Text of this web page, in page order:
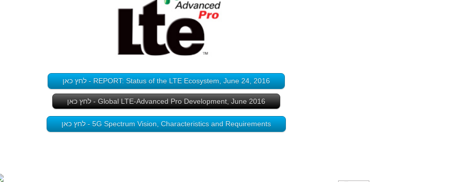
REPORT: Status of the LTE Ecosystem, June 24, 2016 - לחץ כאן
Global LTE-Advanced Pro Development, June 2016 - לחץ כאן
5G Spectrum Vision, Characteristics and Requirements - לחץ כאן